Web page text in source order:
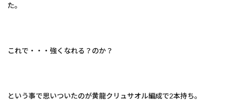
た。
これで・・・強くなれる？のか？
という事で思いついたのが黄龍クリュサオル編成で2本持ち。